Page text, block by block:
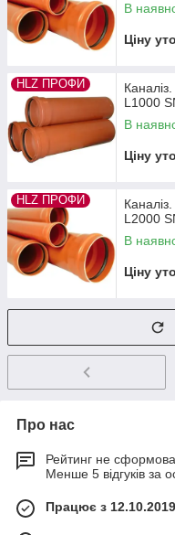
В
Ціну
HLZ ПРОФИ
L1000
В
Ціну
HLZ ПРОФИ
L2000
В
Ціну
Про нас
Рейтинг не
Менше 5 відгуків за
Працює з 12.10.2019